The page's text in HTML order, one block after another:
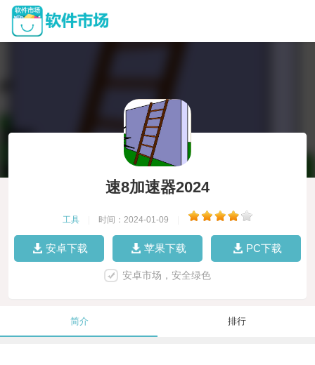
速8加速器2024
工具 时间：2024-01-09
安卓下载 苹果下载 PC下载
安卓市场，安全绿色
简介 排行